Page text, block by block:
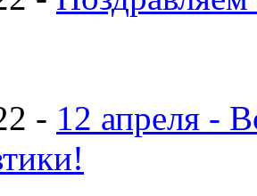
- 12 апреля -